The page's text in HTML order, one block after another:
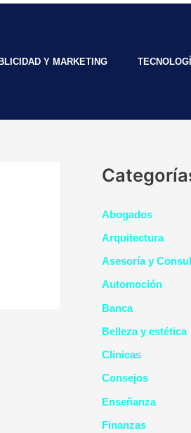
Y MARKETING
Abogados
Arquitectura
Asesoría y
Automoción
Banca
Belleza y estética
Clinicas
Consejos
Enseñanza
Finanzas